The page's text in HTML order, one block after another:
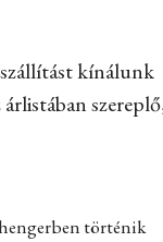
kínálunk
történik